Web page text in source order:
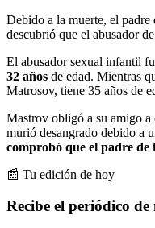
Debido a la muerte, el
descubrió que el abusador
El abusador sexual infantil
32 años de edad. Mientras
Matrosov, tiene 35 años de
Mastrov obligó a su amigo a
murió desangrado debido a
comprobó que el padre de
📰 Tu edición de hoy
Recibe el periódico